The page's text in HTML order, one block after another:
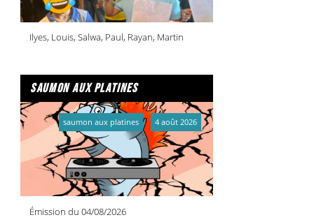
Ilyes, Louis, Salwa, Paul, Rayan, Martin
saumon aux platines
Émission du 04/08/2026
saumon aux platines 4 août 2026